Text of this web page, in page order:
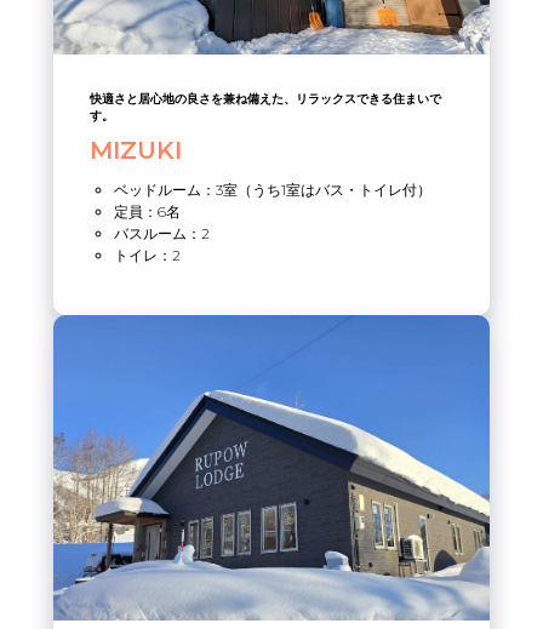
快適さと居心地の良さを兼ね備えた、リラックスできる住まいで
す。
MIZUKI
ベッドルーム：3室（うち1室はバス・トイレ付）
定員：6名
バスルーム：2
トイレ：2